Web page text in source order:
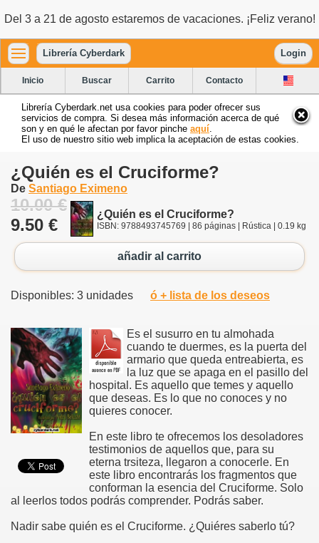
Del 3 a 21 de agosto estaremos de vacaciones. ¡Feliz verano!
Librería Cyberdark Login
Inicio Buscar Carrito Contacto
Librería Cyberdark.net usa cookies para poder ofrecer sus
servicios de compra. Si desea más información acerca de qué
son y en qué le afectan por favor pinche aquí
El uso de nuestro sitio web implica la aceptación de estas cookies.
¿Quién es el Cruciforme?
De Santiago Eximeno
10.00 €
9.50 €
¿Quién es el Cruciforme?
ISBN: 9788493745769 | 86 páginas | Rústica | 0.19 kg
añadir al carrito
Disponibles: 3 unidades ó + lista de los deseos
Es el susurro en tu almohada
cuando te duermes, es la puerta del
armario que queda entreabierta, es
la luz que se apaga en el pasillo del
hospital. Es aquello que temes y aquello
que deseas. Es lo que no conoces y no
quieres conocer.
En este libro te ofrecemos los desoladores
testimonios de aquellos que, para su
eterna trsiteza, llegaron a conocerle. En
este libro encontrarás los fragmentos que
conforman la esencia del Cruciforme. Solo
al leerlos todos podrás comprender. Podrás saber.
Nadir sabe quién es el Cruciforme. ¿Quiéres saberlo tú?